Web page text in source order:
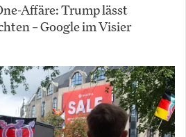
Affäre: Trump lässt
– Google im Visier